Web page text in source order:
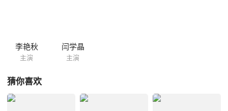
李艳秋
主演
闫学晶
主演
猜你喜欢